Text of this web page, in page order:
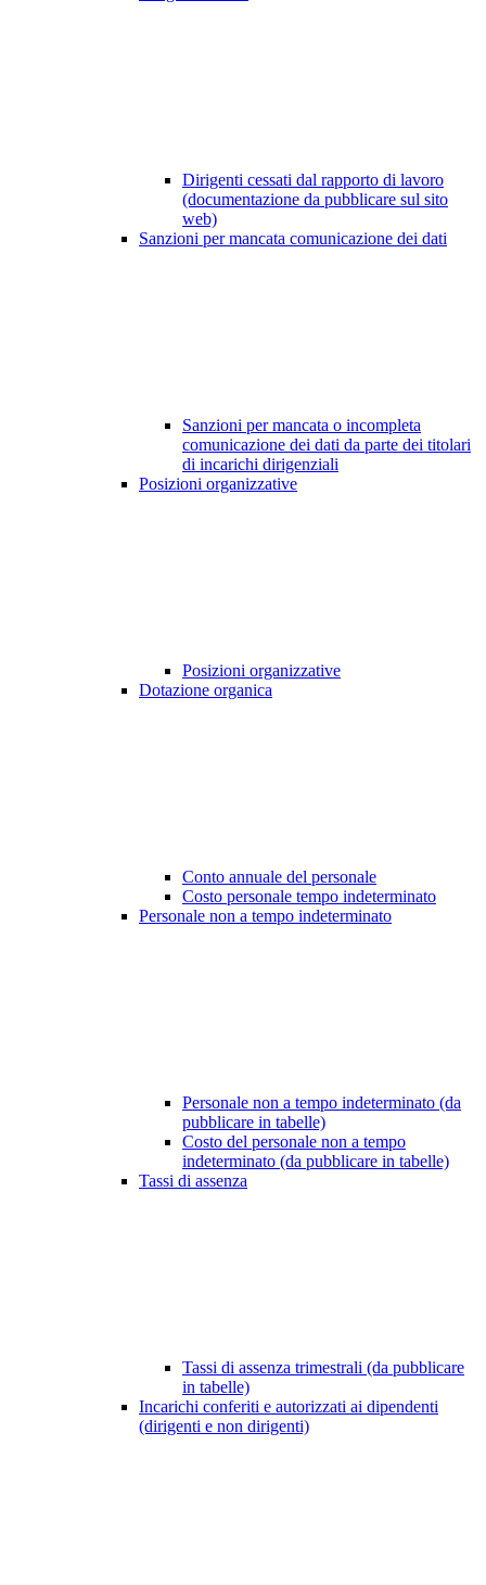
Dirigenti cessati dal rapporto di lavoro
(documentazione da pubblicare sul sito
web)
Sanzioni per mancata comunicazione dei dati
Sanzioni per mancata o incompleta
comunicazione dei dati da parte dei titolari
di incarichi dirigenziali
Posizioni organizzative
Posizioni organizzative
Dotazione organica
Conto annuale del personale
Costo personale tempo indeterminato
Personale non a tempo indeterminato
Personale non a tempo indeterminato (da
pubblicare in tabelle)
Costo del personale non a tempo
indeterminato (da pubblicare in tabelle)
Tassi di assenza
Tassi di assenza trimestrali (da pubblicare
in tabelle)
Incarichi conferiti e autorizzati ai dipendenti
(dirigenti e non dirigenti)